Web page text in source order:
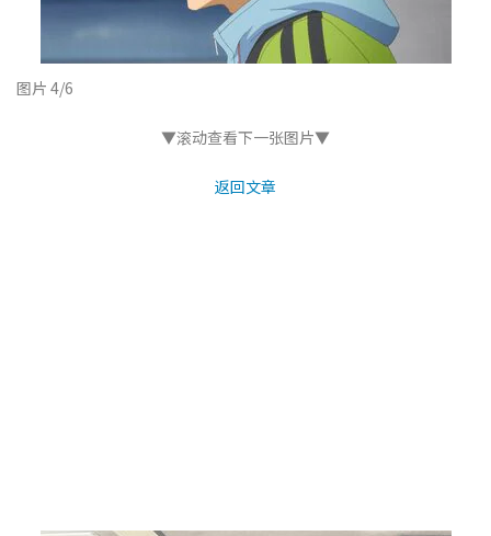
图片 4/6
▼滚动查看下一张图片▼
返回文章